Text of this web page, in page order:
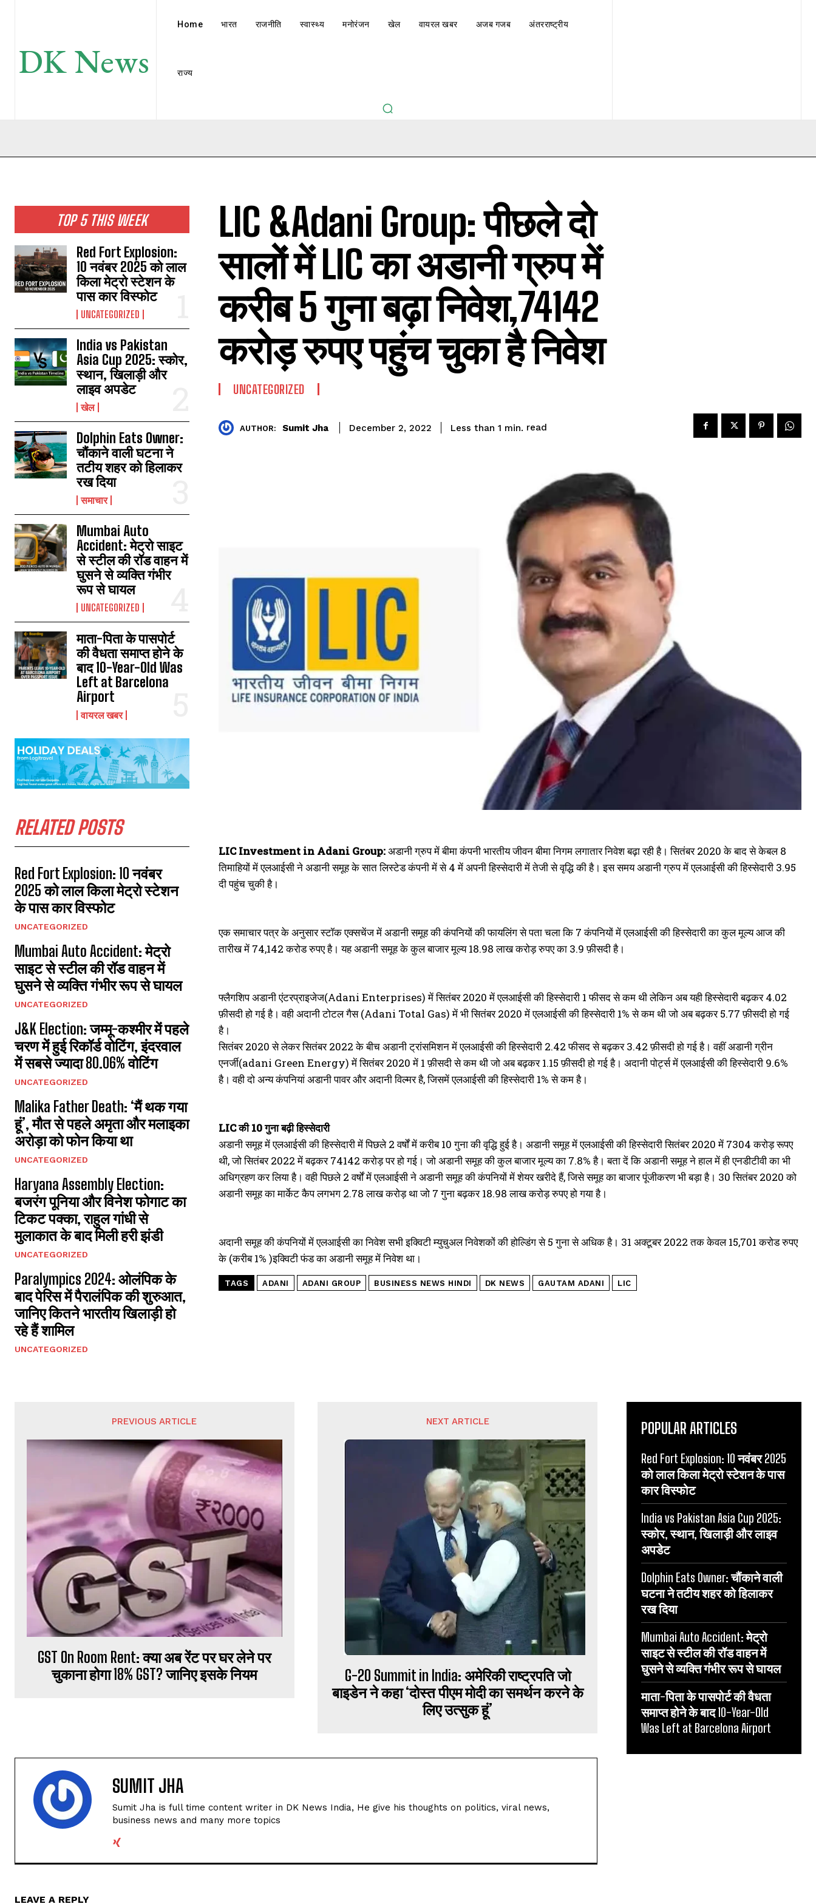
DK News
Home भारत राजनीति स्वास्थ्य मनोरंजन खेल वायरल खबर अजब गजब अंतरराष्ट्रीय
राज्य
TOP 5 THIS WEEK
Red Fort Explosion:
10 नवंबर 2025 को लाल
किला मेट्रो स्टेशन के
पास कार विस्फोट
UNCATEGORIZED
India vs Pakistan
Asia Cup 2025: स्कोर,
स्थान, खिलाड़ी और
लाइव अपडेट
खेल
Dolphin Eats Owner:
चौंकाने वाली घटना ने
तटीय शहर को हिलाकर
रख दिया
समाचार
Mumbai Auto
Accident: मेट्रो साइट
से स्टील की रॉड वाहन में
घुसने से व्यक्ति गंभीर
रूप से घायल
UNCATEGORIZED
माता-पिता के पासपोर्ट
की वैधता समाप्त होने के
बाद 10-Year-Old Was
Left at Barcelona
Airport
वायरल खबर
RELATED POSTS
Red Fort Explosion: 10 नवंबर
2025 को लाल किला मेट्रो स्टेशन
के पास कार विस्फोट
UNCATEGORIZED
Mumbai Auto Accident: मेट्रो
साइट से स्टील की रॉड वाहन में
घुसने से व्यक्ति गंभीर रूप से घायल
UNCATEGORIZED
J&K Election: जम्मू-कश्मीर में पहले
चरण में हुई रिकॉर्ड वोटिंग, इंदरवाल
में सबसे ज्यादा 80.06% वोटिंग
UNCATEGORIZED
Malika Father Death: ‘मैं थक गया
हूं’, मौत से पहले अमृता और मलाइका
अरोड़ा को फोन किया था
UNCATEGORIZED
Haryana Assembly Election:
बजरंग पूनिया और विनेश फोगाट का
टिकट पक्का, राहुल गांधी से
मुलाकात के बाद मिली हरी झंडी
UNCATEGORIZED
Paralympics 2024: ओलंपिक के
बाद पेरिस में पैरालंपिक की शुरुआत,
जानिए कितने भारतीय खिलाड़ी हो
रहे हैं शामिल
UNCATEGORIZED
LIC &Adani Group: पीछले दो
सालों में LIC का अडानी ग्रुप में
करीब 5 गुना बढ़ा निवेश,74142
करोड़ रुपए पहुंच चुका है निवेश
UNCATEGORIZED
AUTHOR: Sumit Jha December 2, 2022 Less than 1 min. read
LIC Investment in Adani Group:अडानी ग्रुप में बीमा कंपनी भारतीय जीवन बीमा निगम लगातार निवेश बढ़ा रही है। सितंबर 2020 के बाद से केबल 8
तिमाहियों में एलआईसी ने अडानी समूह के सात लिस्टेड कंपनी में से 4 में अपनी हिस्सेदारी में तेजी से वृद्धि की है। इस समय अडानी ग्रुप में एलआईसी की हिस्सेदारी 3.95
दी पहुंच चुकी है।
एक समाचार पत्र के अनुसार स्टॉक एक्सचेंज में अडानी समूह की कंपनियों की फायलिंग से पता चला कि 7 कंपनियों में एलआईसी की हिस्सेदारी का कुल मूल्य आज की
तारीख में 74,142 करोड रुपए है। यह अडानी समूह के कुल बाजार मूल्य 18.98 लाख करोड़ रुपए का 3.9 फ़ीसदी है।
फ्लैगशिप अडानी एंटरप्राइजेज(Adani Enterprises) में सितंबर 2020 में एलआईसी की हिस्सेदारी 1 फीसद से कम थी लेकिन अब यही हिस्सेदारी बढ़कर 4.02
फ़ीसदी हो गई है। वही अदानी टोटल गैस (Adani Total Gas) में भी सितंबर 2020 में एलआईसी की हिस्सेदारी 1% से कम थी जो अब बढ़कर 5.77 फ़ीसदी हो गई
है।
सितंबर 2020 से लेकर सितंबर 2022 के बीच अडानी ट्रांसमिशन में एलआईसी की हिस्सेदारी 2.42 फीसद से बढ़कर 3.42 फ़ीसदी हो गई है। वहीं अडानी ग्रीन
एनर्जी(adani Green Energy) में सितंबर 2020 में 1 फ़ीसदी से कम थी जो अब बढ़कर 1.15 फ़ीसदी हो गई है। अदानी पोर्ट्स में एलआईसी की हिस्सेदारी 9.6%
है। वही दो अन्य कंपनियां अडानी पावर और अदानी विल्मर है, जिसमें एलआईसी की हिस्सेदारी 1% से कम है।
LIC की 10 गुना बढ़ी हिस्सेदारी
अडानी समूह में एलआईसी की हिस्सेदारी में पिछले 2 वर्षों में करीब 10 गुना की वृद्धि हुई है। अडानी समूह में एलआईसी की हिस्सेदारी सितंबर 2020 में 7304 करोड़ रूपए
थी, जो सितंबर 2022 में बढ़कर 74142 करोड़ पर हो गई। जो अडानी समूह की कुल बाजार मूल्य का 7.8% है। बता दें कि अडानी समूह ने हाल में ही एनडीटीवी का भी
अधिग्रहण कर लिया है। वही पिछले 2 वर्षों में एलआईसी ने अडानी समूह की कंपनियों में शेयर खरीदे हैं, जिसे समूह का बाजार पूंजीकरण भी बड़ा है। 30 सितंबर 2020 को
अडानी समूह का मार्केट कैप लगभग 2.78 लाख करोड़ था जो 7 गुना बढ़कर 18.98 लाख करोड़ रुपए हो गया है।
अदानी समूह की कंपनियों में एलआईसी का निवेश सभी इक्विटी म्युचुअल निवेशकों की होल्डिंग से 5 गुना से अधिक है। 31 अक्टूबर 2022 तक केवल 15,701 करोड रुपए
के (करीब 1% )इक्विटी फंड का अडानी समूह में निवेश था।
TAGS ADANI ADANI GROUP BUSINESS NEWS HINDI DK NEWS GAUTAM ADANI LIC
PREVIOUS ARTICLE
GST On Room Rent: क्या अब रेंट पर घर लेने पर
चुकाना होगा 18% GST? जानिए इसके नियम
NEXT ARTICLE
G-20 Summit in India: अमेरिकी राष्ट्रपति जो
बाइडेन ने कहा ‘दोस्त पीएम मोदी का समर्थन करने के
लिए उत्सुक हूं’
SUMIT JHA
Sumit Jha is full time content writer in DK News India, He give his thoughts on politics, viral news,
business news and many more topics
LEAVE A REPLY
POPULAR ARTICLES
Red Fort Explosion: 10 नवंबर 2025
को लाल किला मेट्रो स्टेशन के पास
कार विस्फोट
India vs Pakistan Asia Cup 2025:
स्कोर, स्थान, खिलाड़ी और लाइव
अपडेट
Dolphin Eats Owner: चौंकाने वाली
घटना ने तटीय शहर को हिलाकर
रख दिया
Mumbai Auto Accident: मेट्रो
साइट से स्टील की रॉड वाहन में
घुसने से व्यक्ति गंभीर रूप से घायल
माता-पिता के पासपोर्ट की वैधता
समाप्त होने के बाद 10-Year-Old
Was Left at Barcelona Airport